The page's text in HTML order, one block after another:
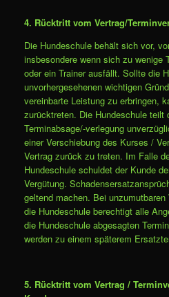
4. Rücktritt vom Vertrag/
Die Hundeschule behält sich vor,
insbesondere wenn sich zu wenige
oder ein Trainer ausfällt. Sollte die
unvorhergesehenen wichtigen
vereinbarte Leistung zu erbringen,
zurücktreten. Die Hundeschule teilt
Terminabsage/-verlegung
einer Verschiebung des Kurses /
Vertrag zurück zu treten. Im Falle
Hundeschule schuldet der Kunde
Vergütung.
geltend machen. Bei
die Hundeschule berechtigt alle
die Hundeschule abgesagten
werden zu einem späterem
5. Rücktritt vom Vertrag /